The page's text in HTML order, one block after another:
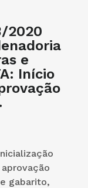
2020
e
Início
gabarito,